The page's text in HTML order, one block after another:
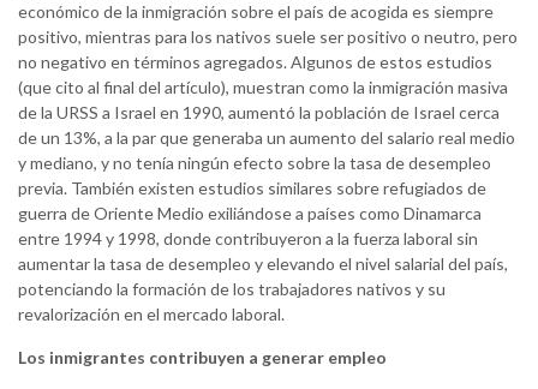
económico de la inmigración sobre el país de acogida es siempre
positivo, mientras para los nativos suele ser positivo o neutro, pero
no negativo en términos agregados. Algunos de estos estudios
(que cito al final del artículo), muestran como la inmigración masiva
de la URSS a Israel en 1990, aumentó la población de Israel cerca
de un 13%, a la par que generaba un aumento del salario real medio
y mediano, y no tenía ningún efecto sobre la tasa de desempleo
previa. También existen estudios similares sobre refugiados de
guerra de Oriente Medio exiliándose a países como Dinamarca
entre 1994 y 1998, donde contribuyeron a la fuerza laboral sin
aumentar la tasa de desempleo y elevando el nivel salarial del país,
potenciando la formación de los trabajadores nativos y su
revalorización en el mercado laboral.
Los inmigrantes contribuyen a generar empleo